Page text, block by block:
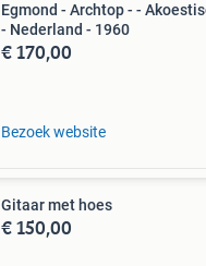
Egmond - Archtop - -
- Nederland - 1960
€ 170,00
Bezoek website
Gitaar met hoes
€ 150,00